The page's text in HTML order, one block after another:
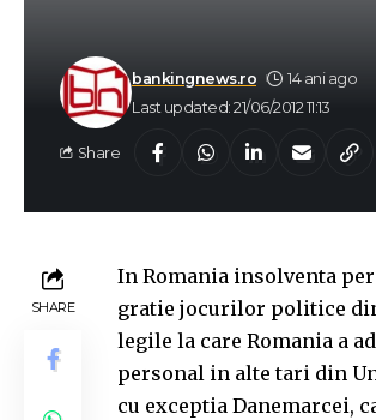
Last updated: 21/06/2012 11:13
bankingnews.ro 14 ani ago
Share
SHARE
In Romania insolventa
gratie jocurilor politice
legile la care Romania a
personal in alte tari din
cu exceptia Danemarcei,